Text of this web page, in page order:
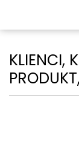
KLIENCI,